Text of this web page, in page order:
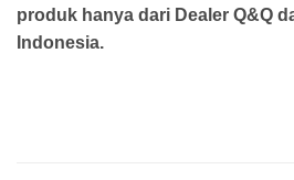
produk hanya dari Dealer Q&Q
Indonesia.